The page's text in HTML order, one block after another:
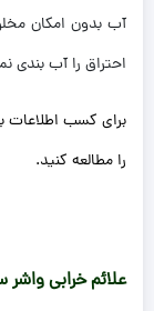
آب بدون امکان
احتراق را آب بندی
برای کسب اطلاعات
را مطالعه کنید.
علائم خرابی واشر